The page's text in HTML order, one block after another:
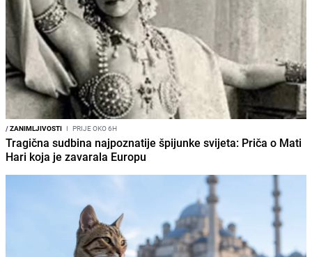
/ZANIMLJIVOSTI I PRIJE OKO 6H
Tragična sudbina najpoznatije špijunke svijeta: Priča o Mati
Hari koja je zavarala Europu